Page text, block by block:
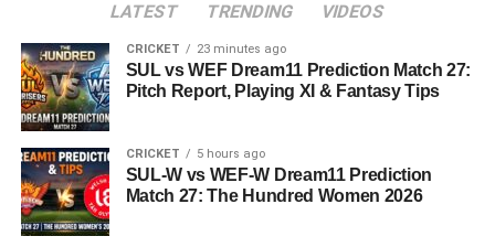
LATEST TRENDING VIDEOS
CRICKET 23 minutes ago
SUL vs WEF Dream11 Prediction Match 27:
Pitch Report, Playing XI & Fantasy Tips
CRICKET 5 hours ago
SUL-W vs WEF-W Dream11 Prediction
Match 27: The Hundred Women 2026